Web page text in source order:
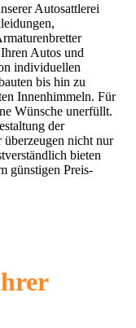
Autosattlerei
Autos und
individuellen
bis hin zu
Innenhimmeln. Für
Wünsche unerfüllt.
der
überzeugen nicht nur
bieten
günstigen Preis-